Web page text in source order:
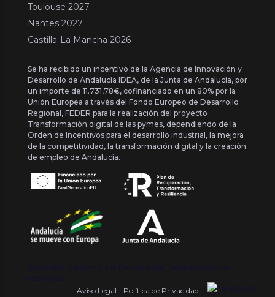
Toulouse 2027
Nantes 2027
Castilla-La Mancha 2026
Se ha recibido un incentivo de la Agencia de Innovación y
Desarrollo de Andalucía IDEA, de la Junta de Andalucía, por
un importe de 11.731,78€, cofinanciado en un 80% por la
Unión Europea a través del Fondo Europeo de Desarrollo
Regional, FEDER para la realización del proyecto
Transformación digital de las pymes, dependiendo de la
Orden de Incentivos para el desarrollo industrial, la mejora
de la competitividad, la transformación digital y la creación
de empleo de Andalucía.
Copyright {{ date('Y') }} ® Franquishop. Todos los derechos
reservados
Aviso Legal - Política de Privacidad